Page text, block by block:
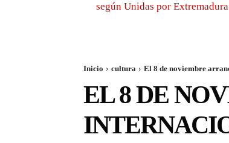
según Unidas por Extremadura